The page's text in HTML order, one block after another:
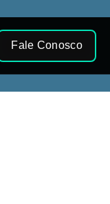
Fale Conosco